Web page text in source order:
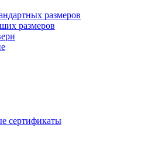
размеров
размеров
сертификаты